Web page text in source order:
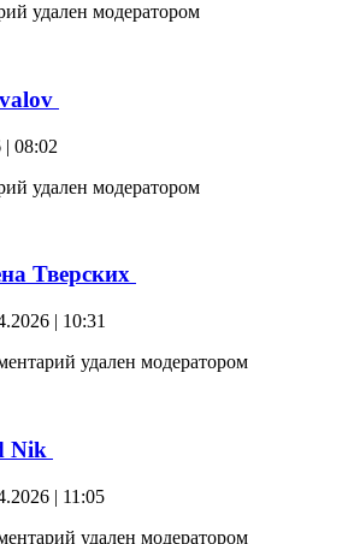
удален модератором
| 08:02
удален модератором
Тверских
| 10:31
удален модератором
Nik
| 11:05
удален модератором